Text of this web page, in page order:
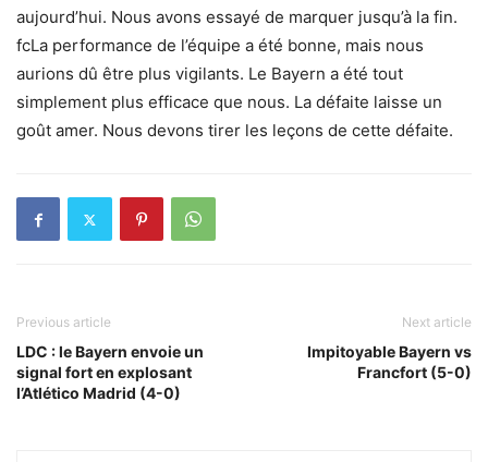
aujourd’hui. Nous avons essayé de marquer jusqu’à la fin.
fcLa performance de l’équipe a été bonne, mais nous
aurions dû être plus vigilants. Le Bayern a été tout
simplement plus efficace que nous. La défaite laisse un
goût amer. Nous devons tirer les leçons de cette défaite.
Previous article
LDC : le Bayern envoie un
signal fort en explosant
l’Atlético Madrid (4-0)
Next article
Impitoyable Bayern vs
Francfort (5-0)